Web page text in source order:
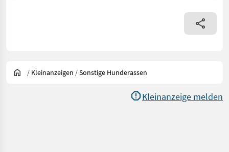
/ Kleinanzeigen /Sonstige Hunderassen
Kleinanzeige melden